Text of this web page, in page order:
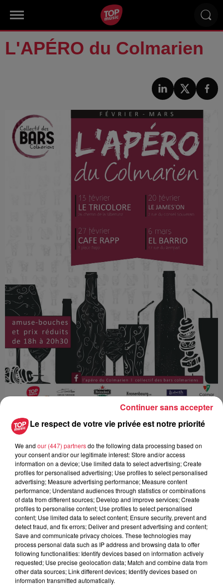
L'APÉRO du Colmarien
Ajouter à votre calendrier
Date
du27 février 2019 à 0h00
au27 février 2019 à 0h00
Lieu Café Rapp - COLMAR (68)
https://fr-
Le respect de votre vie privée est notre priorité
We and our (447) partnersdo the following data processing based on
your consent and/or our legitimate interest: Store and/or access
information on a device; Use limited data to select advertising; Create
profiles for personalised advertising; Use profiles to select personalised
advertising; Measure advertising performance; Measure content
performance; Understand audiences through statistics or combinations
of data from different sources; Develop and improve services; Create
profiles to personalise content; Use profiles to select personalised
content; Use limited data to select content; Ensure security, prevent and
detect fraud, and fix errors; Deliver and present advertising and content;
Save and communicate privacy choices. These technologies may
process personal data such as IP address and browsing data to offer
following functionalities: Identify devices based on information actively
requested; Use precise geolocation data; Match and combine data from
other data sources; Link different devices; Identify devices based on
information transmitted automatically.
Continuer sans accepter